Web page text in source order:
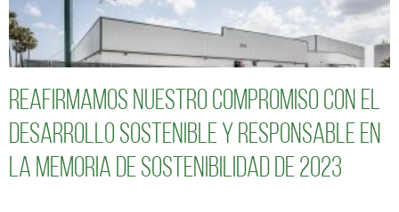
Reafirmamos nuestro compromiso con el
desarrollo sostenible y responsable en
la Memoria de Sostenibilidad de 2023